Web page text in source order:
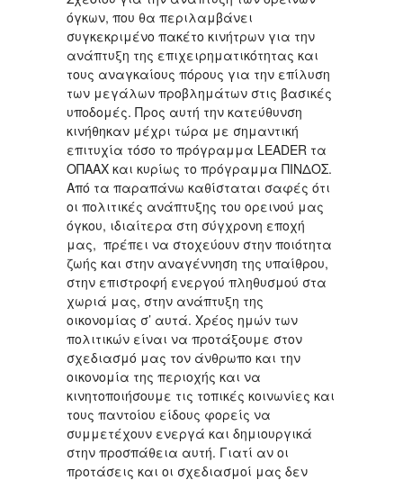
όγκων, που θα περιλαμβάνει
συγκεκριμένο πακέτο κινήτρων για την
ανάπτυξη της επιχειρηματικότητας και
τους αναγκαίους πόρους για την επίλυση
των μεγάλων προβλημάτων στις βασικές
υποδομές. Προς αυτή την κατεύθυνση
κινήθηκαν μέχρι τώρα με σημαντική
επιτυχία τόσο το πρόγραμμα LEADER τα
ΟΠΑΑΧ και κυρίως το πρόγραμμα ΠΙΝΔΟΣ.
Από τα παραπάνω καθίσταται σαφές ότι
οι πολιτικές ανάπτυξης του ορεινού μας
όγκου, ιδιαίτερα στη σύγχρονη εποχή
μας, πρέπει να στοχεύουν στην ποιότητα
ζωής και στην αναγέννηση της υπαίθρου,
στην επιστροφή ενεργού πληθυσμού στα
χωριά μας, στην ανάπτυξη της
οικονομίας σ’ αυτά. Χρέος ημών των
πολιτικών είναι να προτάξουμε στον
σχεδιασμό μας τον άνθρωπο και την
οικονομία της περιοχής και να
κινητοποιήσουμε τις τοπικές κοινωνίες και
τους παντοίου είδους φορείς να
συμμετέχουν ενεργά και δημιουργικά
στην προσπάθεια αυτή. Γιατί αν οι
προτάσεις και οι σχεδιασμοί μας δεν